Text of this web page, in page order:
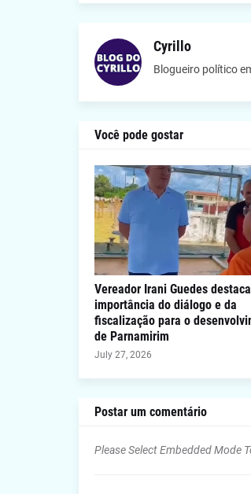
Cyrillo
Blogueiro político
Você pode gostar
Vereador Irani Guedes destaca
importância do diálogo e da
fiscalização para o
de Parnamirim
July 27, 2026
Postar um comentário
Please Select Embedded Mode